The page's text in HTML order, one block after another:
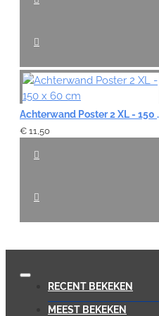
€ 11,50
RECENT BEKEKEN
MEEST BEKEKEN